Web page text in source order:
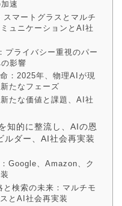
速
マートグラスとマルチ
ュニケーションとAI社
ライバシー重視のパー
影響
：2025年、物理AIが現
たなフェーズ
たな価値と課題、AI社
知的に整流し、AIの恩
ルダー、AI社会再実装
Google、Amazon、ク
検索の未来：マルチモ
とAI社会再実装